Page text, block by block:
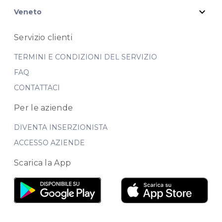
Veneto expand_more
Servizio clienti
TERMINI E CONDIZIONI DEL SERVIZIO
FAQ
CONTATTACI
Per le aziende
DIVENTA INSERZIONISTA
ACCESSO AZIENDE
Scarica la App